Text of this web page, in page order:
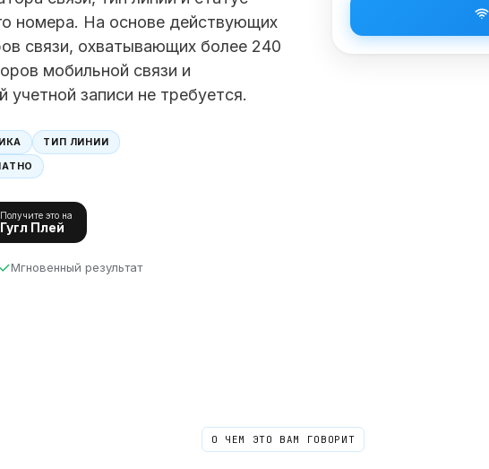
номера. На основе действующих
связи, охватывающих более 240
мобильной связи и
учетной записи не требуется.
ТИП ЛИНИИ
Получите это на
Гугл Плей
Мгновенный результат
О ЧЕМ ЭТО ВАМ ГОВОРИТ